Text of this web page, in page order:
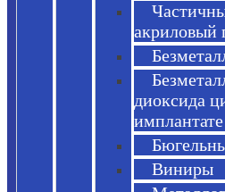
акриловый
диоксида
имплантате
Виниры